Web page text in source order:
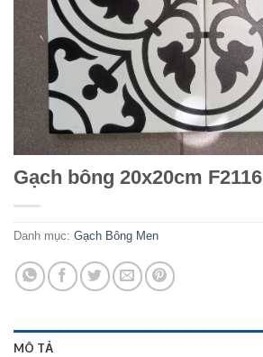
Gạch bông 20x20cm F2116
Danh mục: Gạch Bông Men
MÔ TẢ